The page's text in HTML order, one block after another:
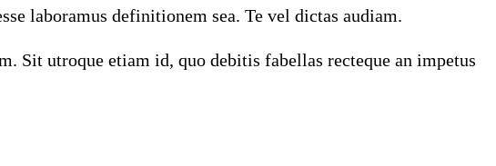
laboramus definitionem sea. Te vel dictas audiam.
Sit utroque etiam id, quo debitis fabellas recteque an impetus